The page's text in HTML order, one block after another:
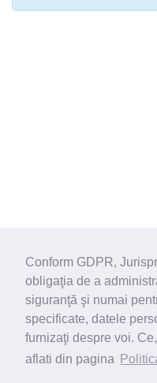
Conform GDPR,
obligaţia de a
siguranţă şi numai
specificate, datele
furnizaţi despre voi.
aflati din pagina